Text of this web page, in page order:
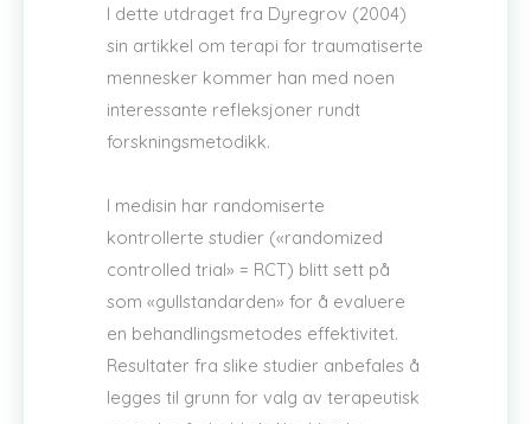
I dette utdraget fra Dyregrov (2004)
sin artikkel om terapi for traumatiserte
mennesker kommer han med noen
interessante refleksjoner rundt
forskningsmetodikk.
I medisin har randomiserte
kontrollerte studier («randomized
controlled trial» = RCT) blitt sett på
som «gullstandarden» for å evaluere
en behandlingsmetodes effektivitet.
Resultater fra slike studier anbefales å
legges til grunn for valg av terapeutisk